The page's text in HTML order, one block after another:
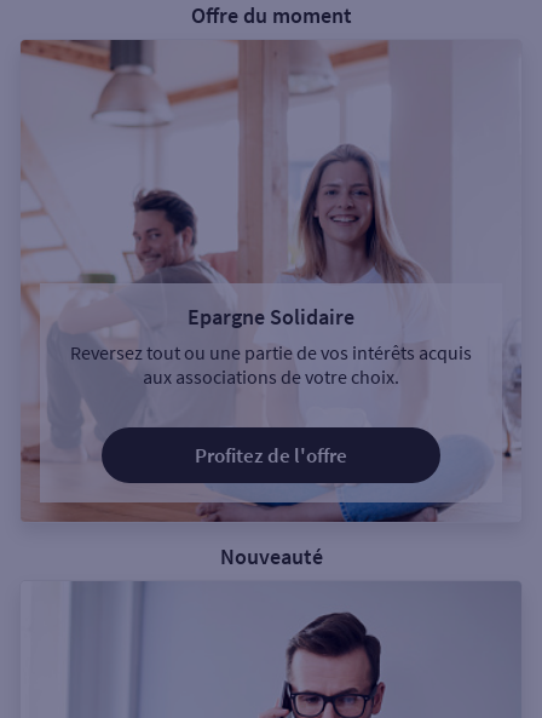
Offre du moment
Epargne Solidaire
Reversez tout ou une partie de vos intérêts acquis
aux associations de votre choix.
Profitez de l'offre
Nouveauté